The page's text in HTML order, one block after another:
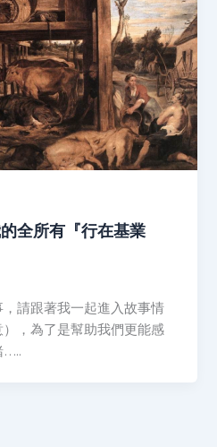
全所有『行在基業
請跟著我一起進入故事情
，為了是幫助我們更能感
…..